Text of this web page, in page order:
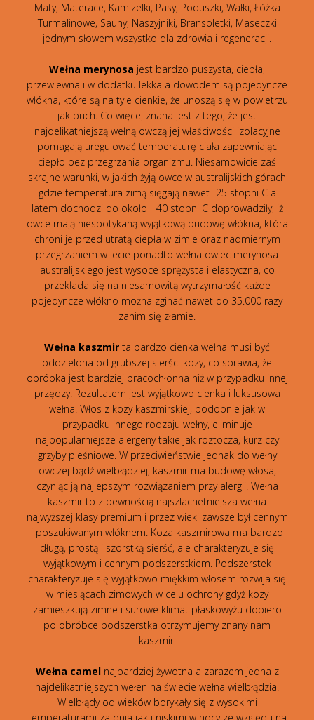
Maty, Materace, Kamizelki, Pasy, Poduszki, Wałki, Łóżka
Turmalinowe, Sauny, Naszyjniki, Bransoletki, Maseczki
jednym słowem wszystko dla zdrowia i regeneracji.
Wełna merynosa jest bardzo puszysta, ciepła,
przewiewna i w dodatku lekka a dowodem są pojedyncze
włókna, które są na tyle cienkie, że unoszą się w powietrzu
jak puch. Co więcej znana jest z tego, że jest
najdelikatniejszą wełną owczą jej właściwości izolacyjne
pomagają uregulować temperaturę ciała zapewniając
ciepło bez przegrzania organizmu. Niesamowicie zaś
skrajne warunki, w jakich żyją owce w australijskich górach
gdzie temperatura zimą sięgają nawet -25 stopni C a
latem dochodzi do około +40 stopni C doprowadziły, iż
owce mają niespotykaną wyjątkową budowę włókna, która
chroni je przed utratą ciepła w zimie oraz nadmiernym
przegrzaniem w lecie ponadto wełna owiec merynosa
australijskiego jest wysoce sprężysta i elastyczna, co
przekłada się na niesamowitą wytrzymałość każde
pojedyncze włókno można zginać nawet do 35.000 razy
zanim się złamie.
Wełna kaszmir ta bardzo cienka wełna musi być
oddzielona od grubszej sierści kozy, co sprawia, że
obróbka jest bardziej pracochłonna niż w przypadku innej
przędzy. Rezultatem jest wyjątkowo cienka i luksusowa
wełna. Włos z kozy kaszmirskiej, podobnie jak w
przypadku innego rodzaju wełny, eliminuje
najpopularniejsze alergeny takie jak roztocza, kurz czy
grzyby pleśniowe. W przeciwieństwie jednak do wełny
owczej bądź wielbłądziej, kaszmir ma budowę włosa,
czyniąc ją najlepszym rozwiązaniem przy alergii. Wełna
kaszmir to z pewnością najszlachetniejsza wełna
najwyższej klasy premium i przez wieki zawsze był cennym
i poszukiwanym włóknem. Koza kaszmirowa ma bardzo
długą, prostą i szorstką sierść, ale charakteryzuje się
wyjątkowym i cennym podszerstkiem. Podszerstek
charakteryzuje się wyjątkowo miękkim włosem rozwija się
w miesiącach zimowych w celu ochrony gdyż kozy
zamieszkują zimne i surowe klimat płaskowyżu dopiero
po obróbce podszerstka otrzymujemy znany nam
kaszmir.
Wełna camelnajbardziej żywotna a zarazem jedna z
najdelikatniejszych wełen na świecie wełna wielbłądzia.
Wielbłądy od wieków borykały się z wysokimi